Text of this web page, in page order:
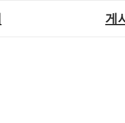
게